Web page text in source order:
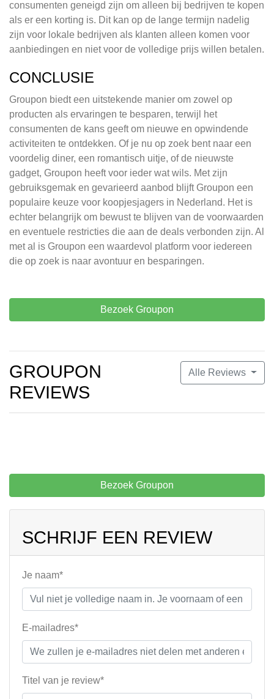
consumenten geneigd zijn om alleen bij bedrijven te kopen
als er een korting is. Dit kan op de lange termijn nadelig
zijn voor lokale bedrijven als klanten alleen komen voor
aanbiedingen en niet voor de volledige prijs willen betalen.
CONCLUSIE
Groupon biedt een uitstekende manier om zowel op
producten als ervaringen te besparen, terwijl het
consumenten de kans geeft om nieuwe en opwindende
activiteiten te ontdekken. Of je nu op zoek bent naar een
voordelig diner, een romantisch uitje, of de nieuwste
gadget, Groupon heeft voor ieder wat wils. Met zijn
gebruiksgemak en gevarieerd aanbod blijft Groupon een
populaire keuze voor koopjesjagers in Nederland. Het is
echter belangrijk om bewust te blijven van de voorwaarden
en eventuele restricties die aan de deals verbonden zijn. Al
met al is Groupon een waardevol platform voor iedereen
die op zoek is naar avontuur en besparingen.
Bezoek Groupon
Alle Reviews
GROUPON
REVIEWS
Bezoek Groupon
SCHRIJF EEN REVIEW
Je naam*
E-mailadres*
Titel van je review*